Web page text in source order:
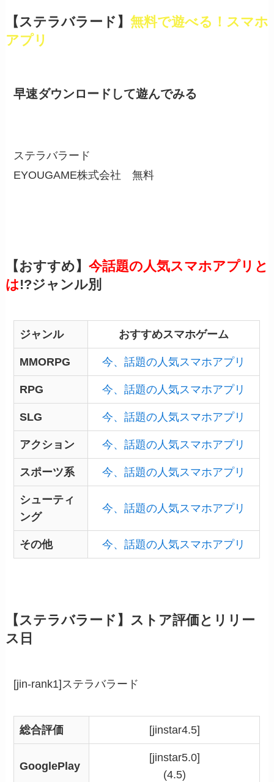
【ステラバラード】 無料で遊べる！スマホ
アプリ
早速ダウンロードして遊んでみる
ステラバラード
EYOUGAME株式会社無料
【おすすめ】 今話題の人気スマホアプリと
は!?ジャンル別
ジャンル おすすめスマホゲーム
MMORPG 今、話題の人気スマホアプリ
RPG 今、話題の人気スマホアプリ
SLG 今、話題の人気スマホアプリ
アクション 今、話題の人気スマホアプリ
スポーツ系 今、話題の人気スマホアプリ
シューティ
ング
今、話題の人気スマホアプリ
その他 今、話題の人気スマホアプリ
【ステラバラード】ストア評価とリリー
ス日
[jin-rank1]ステラバラード
総合評価 [jinstar4.5]
GooglePlay
[jinstar5.0]
(4.5)